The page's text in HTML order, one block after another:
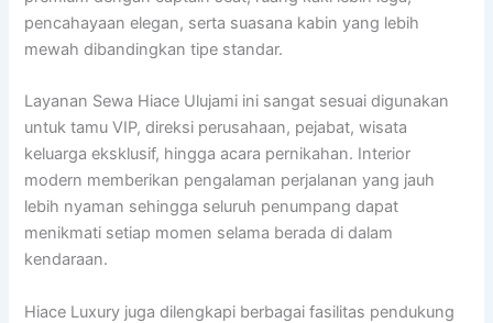
pencahayaan elegan, serta suasana kabin yang lebih
mewah dibandingkan tipe standar.
Layanan Sewa Hiace Ulujami ini sangat sesuai digunakan
untuk tamu VIP, direksi perusahaan, pejabat, wisata
keluarga eksklusif, hingga acara pernikahan. Interior
modern memberikan pengalaman perjalanan yang jauh
lebih nyaman sehingga seluruh penumpang dapat
menikmati setiap momen selama berada di dalam
kendaraan.
Hiace Luxury juga dilengkapi berbagai fasilitas pendukung